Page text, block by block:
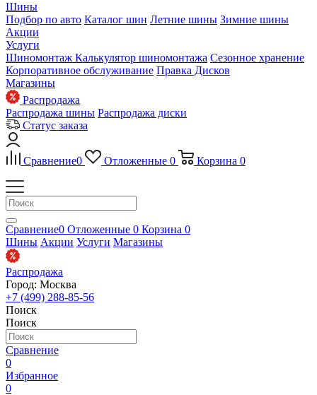
Шины
Подбор по авто Каталог шин Летние шины Зимние шины
Акции
Услуги
Шиномонтаж Калькулятор шиномонтажа Сезонное хранение
Корпоративное обслуживание Правка Дисков
Магазины
Распродажа
Распродажа шины Распродажа диски
Статус заказа
Сравнение0 Отложенные 0 Корзина 0
Сравнение0 Отложенные 0 Корзина 0
Шины Акции Услуги Магазины
Распродажа
Город: Москва
+7 (499) 288-85-56
Поиск
Поиск
Сравнение
0
Избранное
0